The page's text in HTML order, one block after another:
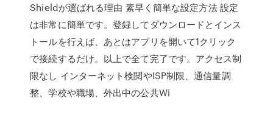
Shieldが選ばれる理由 素早く簡単な設定方法 設定
は非常に簡単です。登録してダウンロードとインス
トールを行えば、あとはアプリを開いて1クリック
で接続するだけ。以上で全て完了です。アクセス制
限なし インターネット検閲やISP制限、通信量調
整、学校や職場、外出中の公共Wi